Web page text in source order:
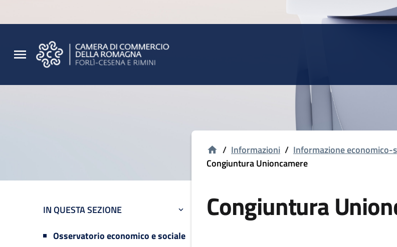
IN QUESTA SEZIONE
Osservatorio economico e sociale
/ Informazioni / Informazione economico-
Congiuntura Unioncamere
Congiuntura